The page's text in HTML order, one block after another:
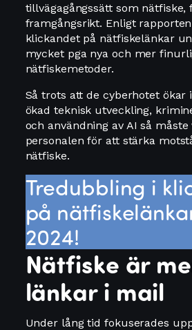
tillvägagångssätt som
framgångsrikt. Enligt
klickandet på nätfiskelänkar
mycket pga nya och mer
nätfiskemetoder.
Så trots att de cyberhotet ökar
ökad teknisk utveckling,
och användning av AI så
personalen för att stärka
nätfiske.
Tredubbling i
på
2024!
Nätfiske är
länkar i mail
Under lång tid fokuserades